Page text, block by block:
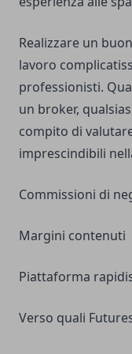
Realizzare un
lavoro
professionisti.
un broker,
compito di
imprescindibili
Commissioni di
Margini contenuti
Piattaforma
Verso quali